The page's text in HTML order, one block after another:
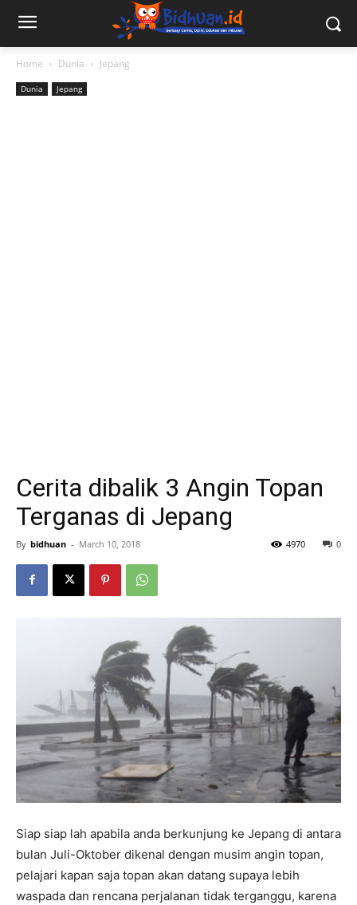
Home Dunia Jepang
Dunia Jepang
Cerita dibalik 3 Angin Topan
Terganas di Jepang
By bidhuan - March 10, 2018 0
4970
Siap siap lah apabila anda berkunjung ke Jepang di antara
bulan Juli-Oktober dikenal dengan musim angin topan,
pelajari kapan saja topan akan datang supaya lebih
waspada dan rencana perjalanan tidak terganggu, karena